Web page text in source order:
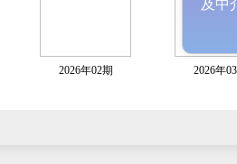
2026年02期 2026年
及